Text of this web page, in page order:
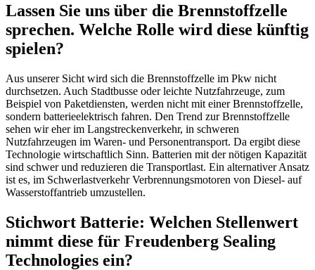
Lassen Sie uns über die Brennstoffzelle
sprechen. Welche Rolle wird diese künftig
spielen?
Aus unserer Sicht wird sich die Brennstoffzelle im Pkw nicht
durchsetzen. Auch Stadtbusse oder leichte Nutzfahrzeuge, zum
Beispiel von Paketdiensten, werden nicht mit einer Brennstoffzelle,
sondern batterieelektrisch fahren. Den Trend zur Brennstoffzelle
sehen wir eher im Langstreckenverkehr, in schweren
Nutzfahrzeugen im Waren- und Personentransport. Da ergibt diese
Technologie wirtschaftlich Sinn. Batterien mit der nötigen Kapazität
sind schwer und reduzieren die Transportlast. Ein alternativer Ansatz
ist es, im Schwerlastverkehr Verbrennungsmotoren von Diesel- auf
Wasserstoffantrieb umzustellen.
Stichwort Batterie: Welchen Stellenwert
nimmt diese für Freudenberg Sealing
Technologies ein?